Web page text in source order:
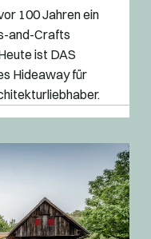
100 Jahren ein
and-Crafts
ist DAS
Hideaway für